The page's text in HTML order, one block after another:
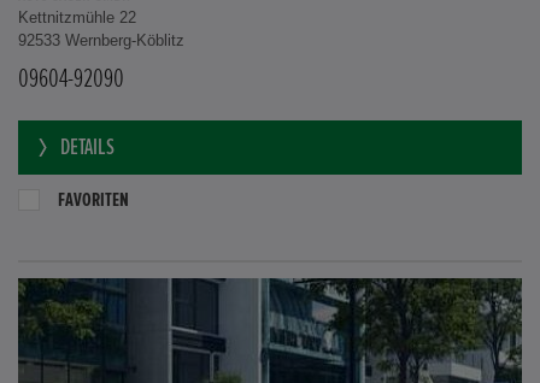
Kettnitzmühle 22
92533 Wernberg-Köblitz
09604-92090
DETAILS
FAVORITEN